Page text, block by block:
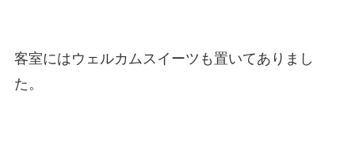
客室にはウェルカムスイーツも置いてありまし
た。